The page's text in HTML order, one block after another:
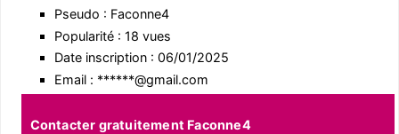
Pseudo : Faconne4
Popularité : 18 vues
Date inscription : 06/01/2025
Email : ******@gmail.com
Contacter gratuitement Faconne4